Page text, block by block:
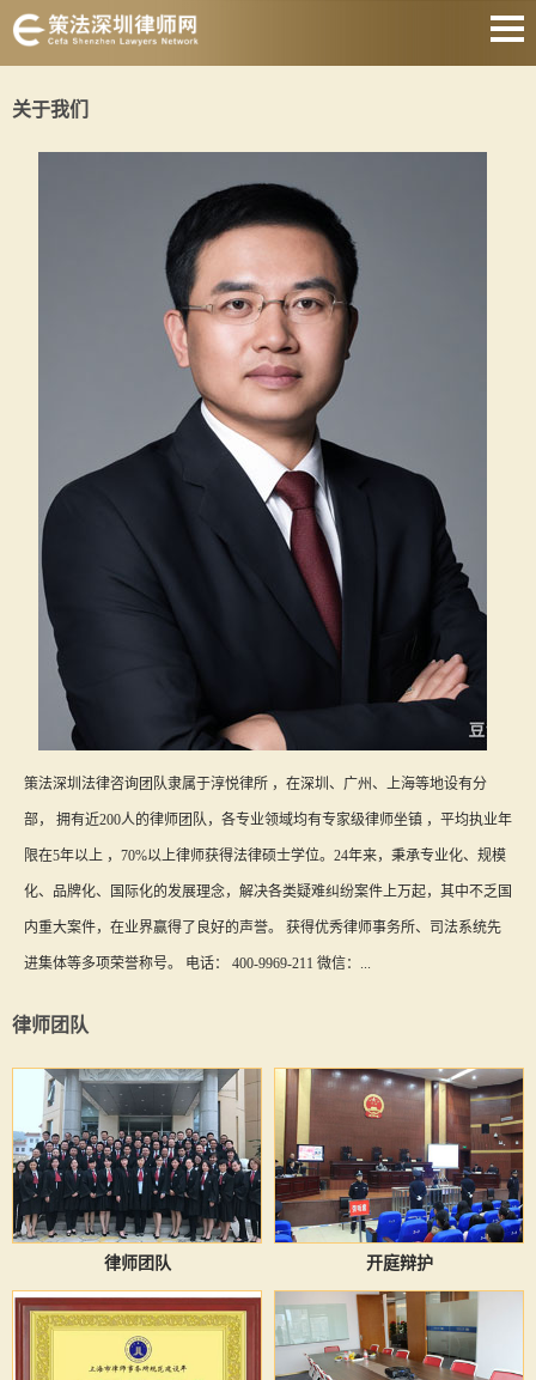
房产纠纷
合同纠纷
债权债务
公司经营
关于我们
关于我们
策法深圳法律咨询团队隶属于淳悦律所 ，在深圳、广州、上海等地设有分
部， 拥有近200人的律师团队，各专业领域均有专家级律师坐镇 ，平均执业年
限在5年以上 ，70%以上律师获得法律硕士学位。24年来，秉承专业化、规模
化、品牌化、国际化的发展理念，解决各类疑难纠纷案件上万起，其中不乏国
内重大案件，在业界赢得了良好的声誉。 获得优秀律师事务所、司法系统先
进集体等多项荣誉称号。 电话： 400-9969-211 微信：...
律师团队
律师团队 开庭辩护